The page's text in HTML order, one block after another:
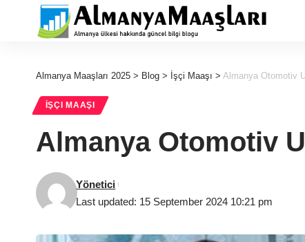
Almanya Maaşları 2025 > Blog > İşçi Maaşı > Almanya Otomotiv
İŞÇI MAAŞI
Almanya Otomotiv
Last updated: 15 September 2024 10:21 pm
Yönetici